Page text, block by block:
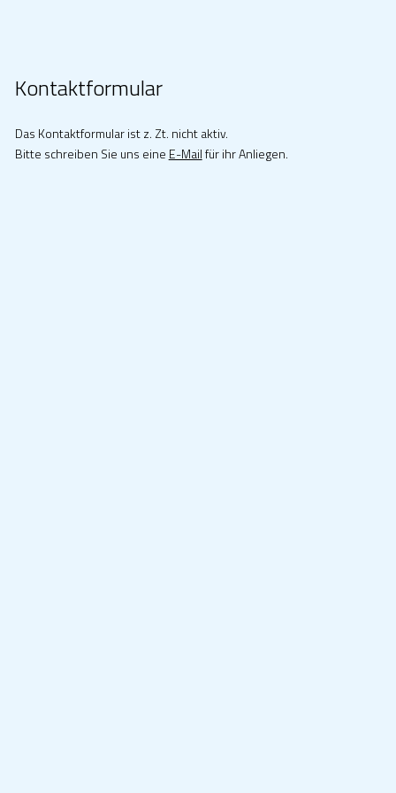
Kontaktformular
Das Kontaktformular ist z. Zt. nicht aktiv.
Bitte schreiben Sie uns eine E-Mailfür ihr Anliegen.